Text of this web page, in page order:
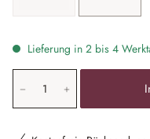
Lieferung in 2 bis 4
Produkt Anzahl: Gib